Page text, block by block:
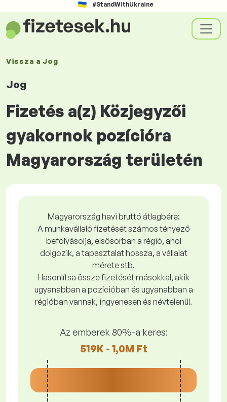
#StandWithUkraine
Vissza aJog
Jog
Fizetés a(z) Közjegyzői
gyakornok pozícióra
Magyarország területén
Magyarország havi bruttó átlagbére:
A munkavállaló fizetését számos tényező
befolyásolja, elsősorban a régió, ahol
dolgozik, a tapasztalat hossza, a vállalat
mérete stb.
Hasonlítsa össze fizetését másokkal, akik
ugyanabban a pozícióban és ugyanabban a
régióban vannak, ingyenesen és névtelenül.
Az emberek 80%-a keres:
519K - 1,0M Ft